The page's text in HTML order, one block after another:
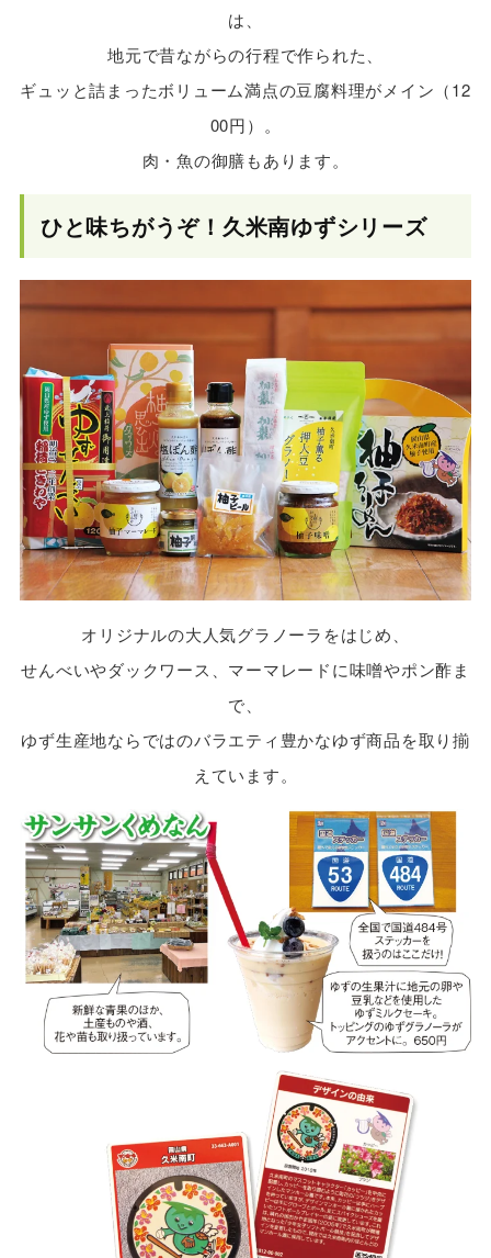
は、
地元で昔ながらの行程で作られた、
ギュッと詰まったボリューム満点の豆腐料理がメイン（12
00円）。
肉・魚の御膳もあります。
ひと味ちがうぞ！久米南ゆずシリーズ
オリジナルの大人気グラノーラをはじめ、
せんべいやダックワース、マーマレードに味噌やポン酢ま
で、
ゆず生産地ならではのバラエティ豊かなゆず商品を取り揃
えています。